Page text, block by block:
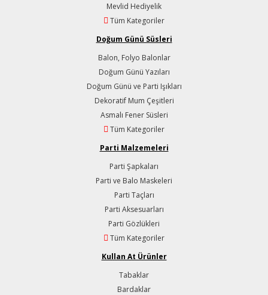
Mevlid Hediyelik
Tüm Kategoriler
Doğum Günü Süsleri
Balon, Folyo Balonlar
Doğum Günü Yazıları
Doğum Günü ve Parti Işıkları
Dekoratif Mum Çeşitleri
Asmalı Fener Süsleri
Tüm Kategoriler
Parti Malzemeleri
Parti Şapkaları
Parti ve Balo Maskeleri
Parti Taçları
Parti Aksesuarları
Parti Gözlükleri
Tüm Kategoriler
Kullan At Ürünler
Tabaklar
Bardaklar